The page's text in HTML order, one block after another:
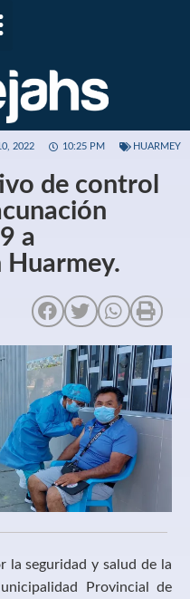
2022 10:25 PM HUARMEY
de control
a
la seguridad y salud de la
Provincial de